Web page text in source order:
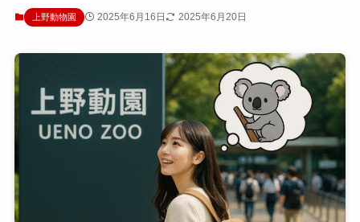
上野動物園 2025年6月16日 2025年6月20日